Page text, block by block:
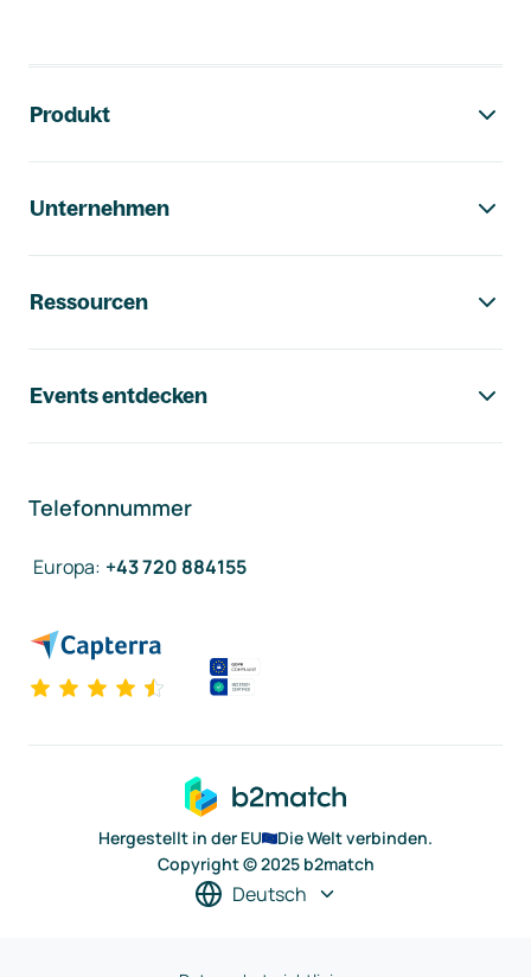
Produkt
Unternehmen
Ressourcen
Events entdecken
Telefonnummer
Europa: +43 720 884155
Hergestellt in der EU
Die Welt verbinden.
Copyright © 2025 b2match
Deutsch